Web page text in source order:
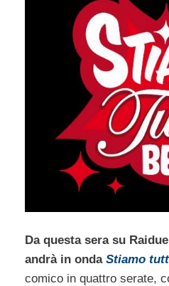
Da questa sera su
andrà in onda Stiamo
comico in quattro serate,